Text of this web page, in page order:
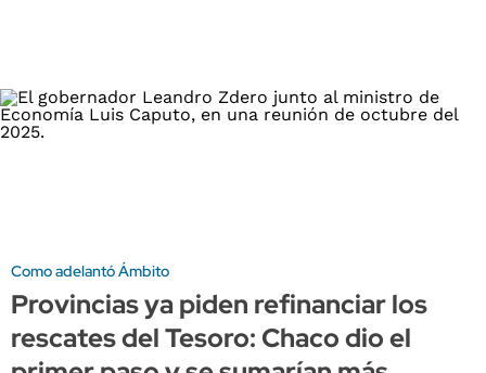
Como adelantó Ámbito
Provincias ya piden refinanciar los
rescates del Tesoro: Chaco dio el